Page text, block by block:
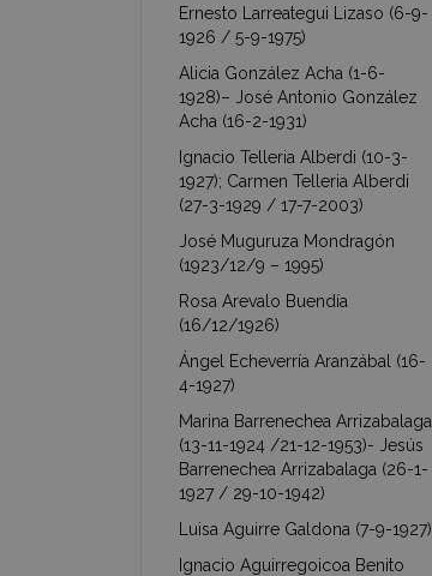
Ernesto Larreategui Lizaso (6-9-
1926 / 5-9-1975)
Alicia González Acha (1-6-
1928)– José Antonio González
Acha (16-2-1931)
Ignacio Telleria Alberdi (10-3-
1927); Carmen Telleria Alberdi
(27-3-1929 / 17-7-2003)
José Muguruza Mondragón
(1923/12/9 – 1995)
Rosa Arevalo Buendía
(16/12/1926)
Ángel Echeverría Aranzábal (16-
4-1927)
Marina Barrenechea Arrizabalaga
(13-11-1924 /21-12-1953)- Jesús
Barrenechea Arrizabalaga (26-1-
1927 / 29-10-1942)
Luisa Aguirre Galdona (7-9-1927)
Ignacio Aguirregoicoa Benito